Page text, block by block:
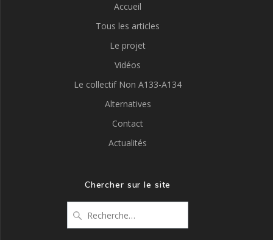
Accueil
Tous les articles
Le projet
Vidéos
Le collectif Non A133-A134
Alternatives
Contact
Actualités
Chercher sur le site
pour